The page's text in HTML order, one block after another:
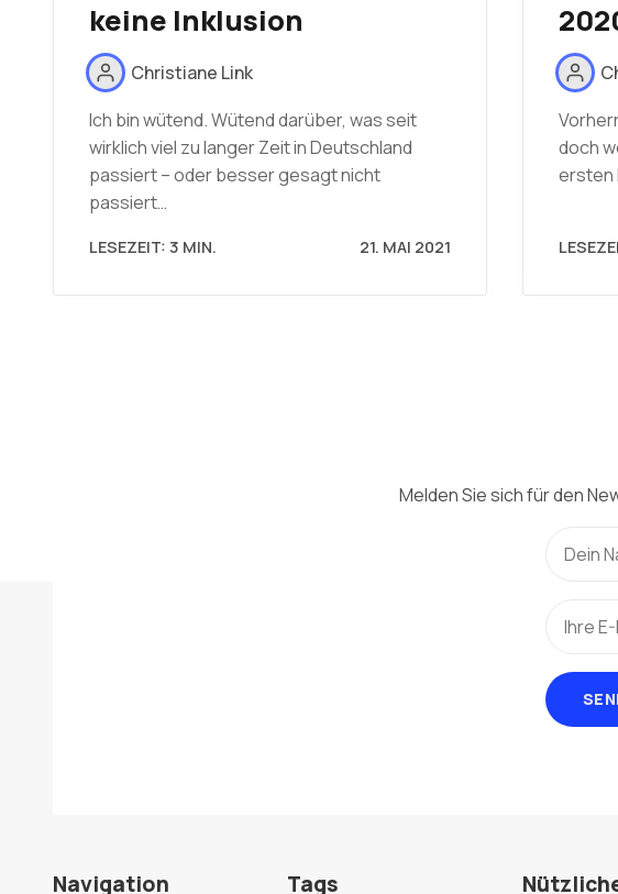
keine Inklusion
Christiane Link
Ich bin wütend. Wütend darüber, was seit
wirklich viel zu langer Zeit in Deutschland
passiert – oder besser gesagt nicht
passiert…
LESEZEIT: 3 MIN. 21. MAI 2021
doch
ersten
Melden Sie sich für den
Navigation Tags